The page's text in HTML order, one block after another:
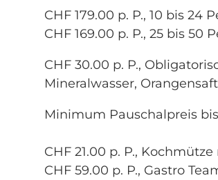
CHF 179.00 p. P., 10 bis 24
CHF 169.00 p. P., 25 bis 50
CHF 30.00 p. P.,
Mineralwasser,
Minimum Pauschalpreis bis
CHF 21.00 p. P.,
CHF 59.00 p. P., Gastro